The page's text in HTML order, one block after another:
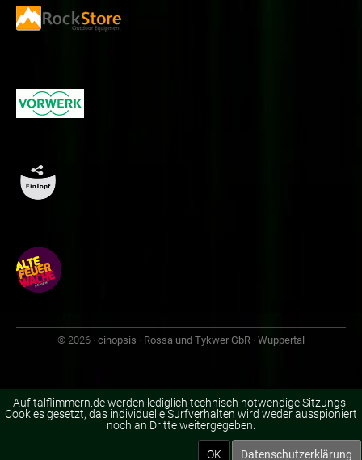
© 2026 · cinopsis · Rossa und Tykwer GbR · Wuppertal
Auf talflimmern.de werden lediglich technisch notwendige Sitzungs-
Cookies gesetzt, das individuelle Surfverhalten wird weder ausspioniert
noch an Dritte weitergegeben.
Datenschutzerklärung
OK